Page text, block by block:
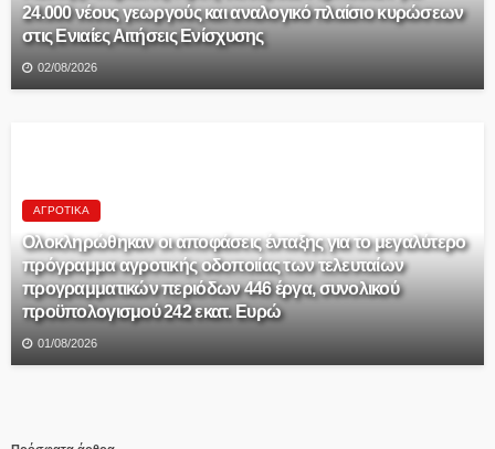
24.000 νέους γεωργούς και αναλογικό πλαίσιο κυρώσεων
στις Ενιαίες Αιτήσεις Ενίσχυσης
02/08/2026
ΑΓΡΟΤΙΚΆ
Ολοκληρώθηκαν οι αποφάσεις ένταξης για το μεγαλύτερο
πρόγραμμα αγροτικής οδοποιίας των τελευταίων
προγραμματικών περιόδων 446 έργα, συνολικού
προϋπολογισμού 242 εκατ. Ευρώ
01/08/2026